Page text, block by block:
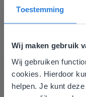
Toestemming
Wij maken gebruik
Wij gebruiken
cookies. Hierdoor
helpen. Je kunt
Leefschool Het
Deze
overeen